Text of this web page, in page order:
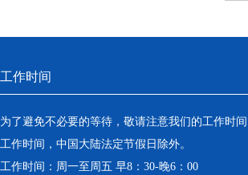
工作时间
为了避免不必要的等待，敬请注意我们的工作时
工作时间，中国大陆法定节假日除外。
工作时间：周一至周五 早8：30-晚6：00